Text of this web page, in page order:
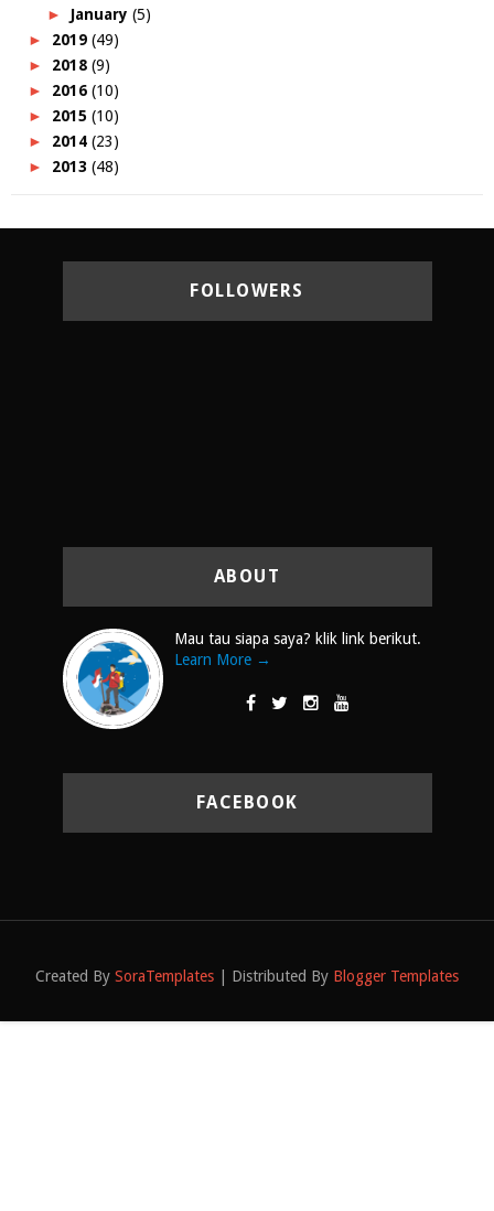
► January (5)
► 2019 (49)
► 2018 (9)
► 2016 (10)
► 2015 (10)
► 2014 (23)
► 2013 (48)
FOLLOWERS
ABOUT
Mau tau siapa saya? klik link berikut.
Learn More →
FACEBOOK
Created By SoraTemplates | Distributed By Blogger Templates